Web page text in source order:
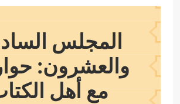
المجلس
والعشرون:
مع أهل